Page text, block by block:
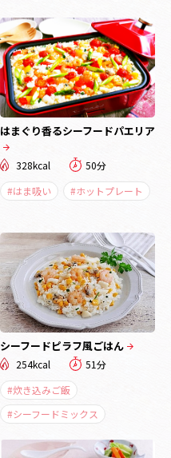
はまぐり香るシーフードパエリア
328kcal
50分
#はま吸い
#ホットプレート
シーフードピラフ風ごはん
254kcal
51分
#炊き込みご飯
#シーフードミックス